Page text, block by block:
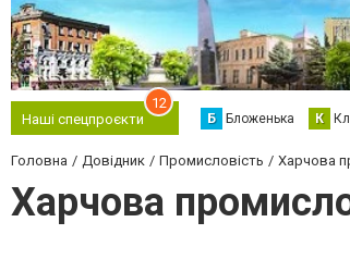
Наші спецпроєкти
12
Б Бложенька К
Головна Довідник Промисловість Харчова
Харчова